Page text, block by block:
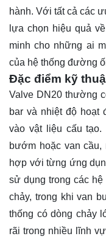
hành. Với tất cả các
lựa chọn hiệu quả
minh cho những ai
của hệ thống đường
Đặc điểm kỹ
Valve DN20 thường
bar và nhiệt độ hoạt
vào vật liệu cấu
bướm hoặc van
hợp với từng ứng
sử dụng trong các hệ
chảy, trong khi van
thống có dòng chảy
rãi trong nhiều lĩnh